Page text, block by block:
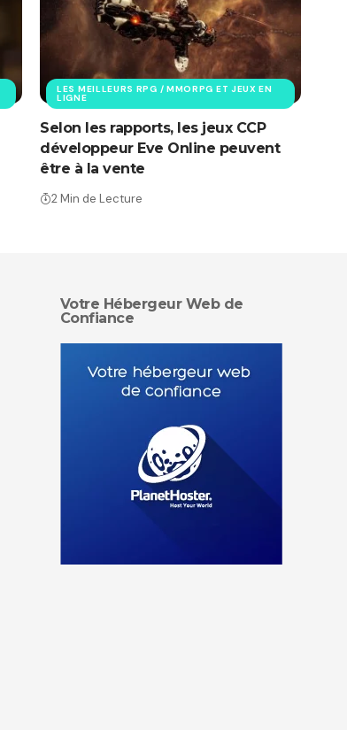
LES MEILLEURS RPG / MMORPG ET JEUX EN
LIGNE
Selon les rapports, les jeux CCP
développeur Eve Online peuvent
être à la vente
2 Min de Lecture
Votre Hébergeur Web de
Confiance